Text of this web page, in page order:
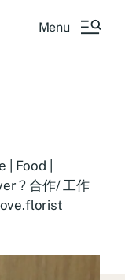
Menu
Food |
? 合作/ 工作